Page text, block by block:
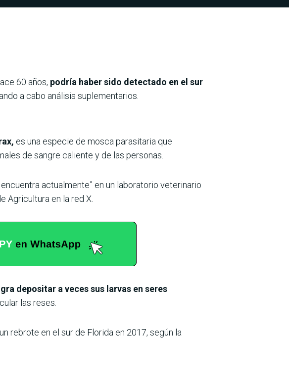
60 años, podría haber sido detectado en el sur
a cabo análisis suplementarios.
es una especie de mosca parasitaria que
de sangre caliente y de las personas.
actualmente” en un laboratorio veterinario
Agricultura en la red X.
depositar a veces sus larvas en seres
las reses.
rebrote en el sur de Florida en 2017, según la